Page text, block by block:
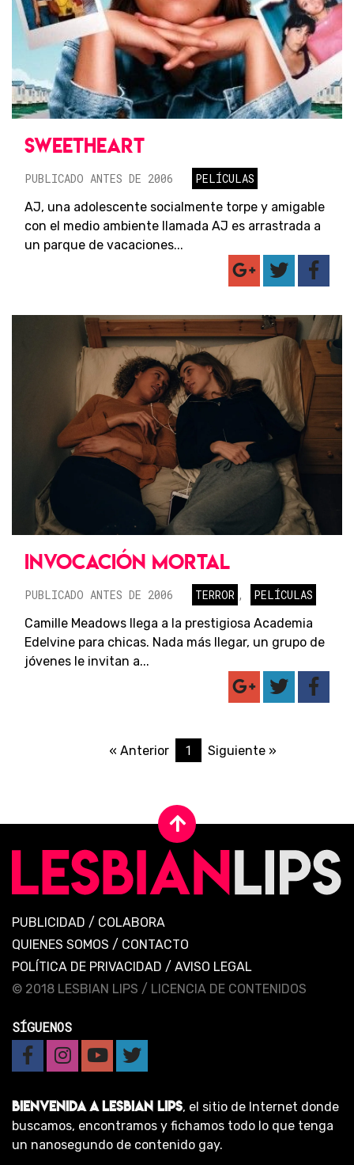
SWEETHEART
PUBLICADO ANTES DE 2006
PELÍCULAS
AJ, una adolescente socialmente torpe y amigable
con el medio ambiente llamada AJ es arrastrada a
un parque de vacaciones...
INVOCACIÓN MORTAL
PUBLICADO ANTES DE 2006 TERROR ,
PELÍCULAS
Camille Meadows llega a la prestigiosa Academia
Edelvine para chicas. Nada más llegar, un grupo de
jóvenes le invitan a...
« Anterior 1 Siguiente »
PUBLICIDAD / COLABORA
QUIENES SOMOS / CONTACTO
POLÍTICA DE PRIVACIDAD / AVISO LEGAL
© 2018 LESBIAN LIPS / LICENCIA DE CONTENIDOS
SÍGUENOS
BIENVENIDA A LESBIAN LIPS, el sitio de Internet donde
buscamos, encontramos y fichamos todo lo que tenga
un nanosegundo de contenido gay.